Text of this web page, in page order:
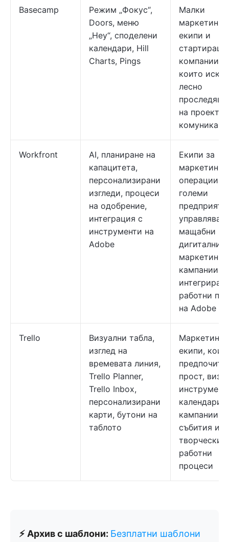
Basecamp
Режим „Фокус“,
Doors, меню
„Hey“, споделени
календари, Hill
Charts, Pings
Малки
екипи и
стартиращи
компании,
които искат
лесно
на проекти
Workfront
AI, планиране на
капацитета,
персонализирани
изгледи, процеси
на одобрение,
интеграция с
инструменти на
Adobe
Екипи за
операции в
големи
мащабни
дигитални
кампании с
работни
на Adobe
Trello
Визуални табла,
изглед на
времевата линия,
Trello Planner,
Trello Inbox,
персонализирани
карти, бутони на
таблото
Маркетинг
екипи,
прост,
инструмент
календари
кампании,
събития и
творчески
работни
процеси
⚡ Архив с шаблони: Безплатни шаблони